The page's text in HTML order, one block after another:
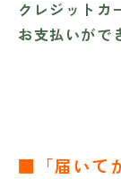
クレジットカ
お支払いがで
■「届いて